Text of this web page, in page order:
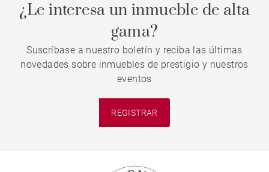
¿Le interesa un inmueble de alta
gama?
Suscríbase a nuestro boletín y reciba las últimas
novedades sobre inmuebles de prestigio y nuestros
eventos
REGISTRAR